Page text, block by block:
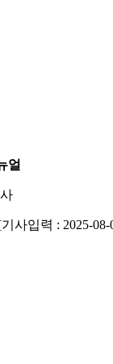
얼
사입력 : 2025-